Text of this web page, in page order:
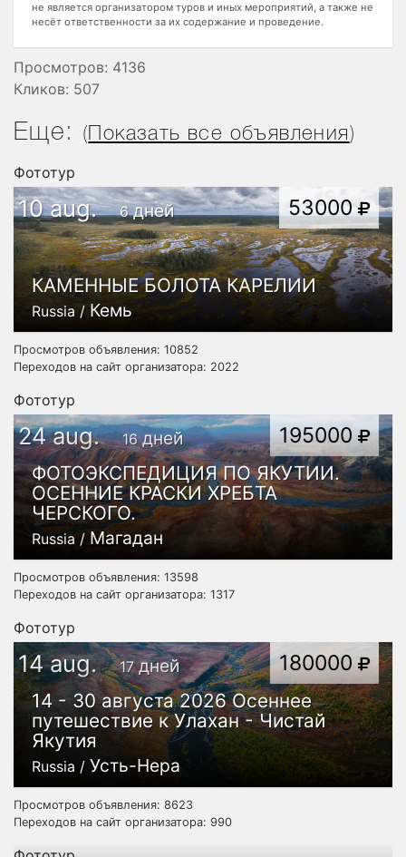
не является организатором туров и иных мероприятий, а также не
несёт ответственности за их содержание и проведение.
Просмотров: 4136
Кликов: 507
Еще: ( Показать все объявления )
Фототур
53000
10 aug. 6дней
КАМЕННЫЕ БОЛОТА КАРЕЛИИ
Russia / Кемь
Просмотров объявления: 10852
Переходов на сайт организатора: 2022
Фототур
195000
24 aug. 16дней
ФОТОЭКСПЕДИЦИЯ ПО ЯКУТИИ.
ОСЕННИЕ КРАСКИ ХРЕБТА
ЧЕРСКОГО.
Russia / Магадан
Просмотров объявления: 13598
Переходов на сайт организатора: 1317
Фототур
180000
14 aug. 17дней
14 - 30 августа 2026 Осеннее
путешествие к Улахан - Чистай
Якутия
Russia / Усть-Нера
Просмотров объявления: 8623
Переходов на сайт организатора: 990